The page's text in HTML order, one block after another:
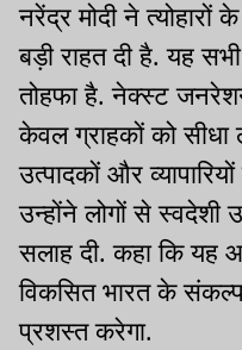
नरेंद्र मोदी ने
बड़ी राहत दी है. यह
तोहफा है. नेक्स्ट
केवल ग्राहकों को सीधा
उत्पादकों और
उन्होंने लोगों से स्वदेशी
सलाह दी. कहा कि यह
विकसित भारत के संकल्प
प्रशस्त करेगा.